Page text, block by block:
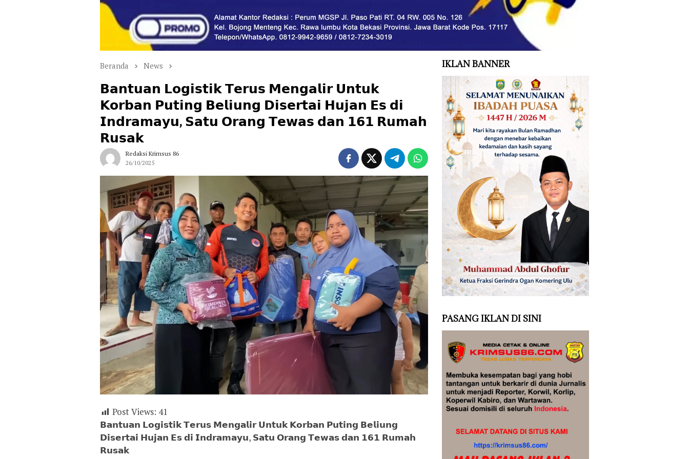
Beranda News
𝗕𝗮𝗻𝘁𝘂𝗮𝗻 𝗟𝗼𝗴𝗶𝘀𝘁𝗶𝗸 𝗧𝗲𝗿𝘂𝘀 𝗠𝗲𝗻𝗴𝗮𝗹𝗶𝗿 𝗨𝗻𝘁𝘂𝗸
𝗞𝗼𝗿𝗯𝗮𝗻 𝗣𝘂𝘁𝗶𝗻𝗴 𝗕𝗲𝗹𝗶𝘂𝗻𝗴 𝗗𝗶𝘀𝗲𝗿𝘁𝗮𝗶 𝗛𝘂𝗷𝗮𝗻 𝗘𝘀 𝗱𝗶
𝗜𝗻𝗱𝗿𝗮𝗺𝗮𝘆𝘂, 𝗦𝗮𝘁𝘂 𝗢𝗿𝗮𝗻𝗴 𝗧𝗲𝘄𝗮𝘀 𝗱𝗮𝗻 𝟭𝟲𝟭 𝗥𝘂𝗺𝗮𝗵
𝗥𝘂𝘀𝗮𝗸
Redaksi Krimsus 86
26/10/2025
Post Views: 41
𝗕𝗮𝗻𝘁𝘂𝗮𝗻 𝗟𝗼𝗴𝗶𝘀𝘁𝗶𝗸 𝗧𝗲𝗿𝘂𝘀 𝗠𝗲𝗻𝗴𝗮𝗹𝗶𝗿 𝗨𝗻𝘁𝘂𝗸 𝗞𝗼𝗿𝗯𝗮𝗻 𝗣𝘂𝘁𝗶𝗻𝗴 𝗕𝗲𝗹𝗶𝘂𝗻𝗴
𝗗𝗶𝘀𝗲𝗿𝘁𝗮𝗶 𝗛𝘂𝗷𝗮𝗻 𝗘𝘀 𝗱𝗶 𝗜𝗻𝗱𝗿𝗮𝗺𝗮𝘆𝘂, 𝗦𝗮𝘁𝘂 𝗢𝗿𝗮𝗻𝗴 𝗧𝗲𝘄𝗮𝘀 𝗱𝗮𝗻 𝟭𝟲𝟭 𝗥𝘂𝗺𝗮𝗵
𝗥𝘂𝘀𝗮𝗸
IKLAN BANNER
PASANG IKLAN DI SINI